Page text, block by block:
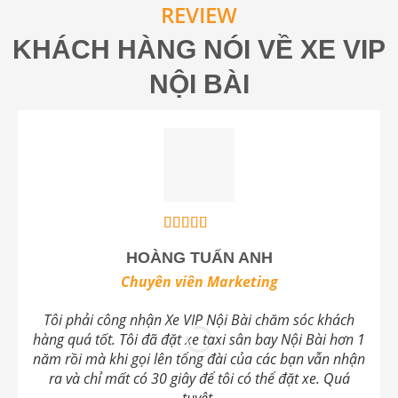
REVIEW
KHÁCH HÀNG NÓI VỀ XE VIP
NỘI BÀI
HOÀNG TUẤN ANH
Chuyên viên Marketing
Tôi phải công nhận Xe VIP Nội Bài chăm sóc khách
hàng quá tốt. Tôi đã đặt xe taxi sân bay Nội Bài hơn 1
năm rồi mà khi gọi lên tổng đài của các bạn vẫn nhận
ra và chỉ mất có 30 giây để tôi có thể đặt xe. Quá